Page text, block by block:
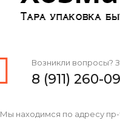
Возникли вопросы?
8 (911) 260-
Мы находимся по адресу пр-